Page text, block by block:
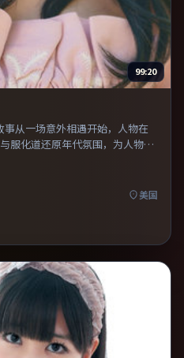
99:20
事从一场意外相遇开始，人物在
服化道还原年代氛围，为人物动
戏与命运母题的影迷。
美国